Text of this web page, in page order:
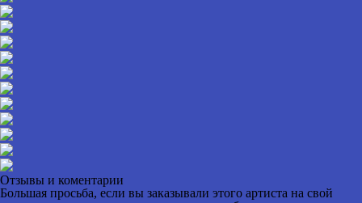
Отзывы и коментарии
Большая просьба, если вы заказывали этого артиста на свой